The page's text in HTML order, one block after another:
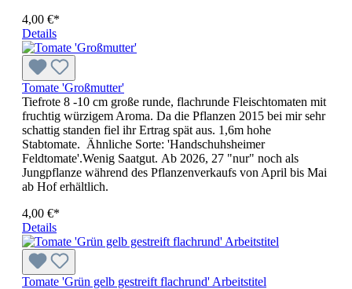
4,00 €*
Details
Tomate 'Großmutter'
Tiefrote 8 -10 cm große runde, flachrunde Fleischtomaten mit
fruchtig würzigem Aroma. Da die Pflanzen 2015 bei mir sehr
schattig standen fiel ihr Ertrag spät aus. 1,6m hohe
Stabtomate. Ähnliche Sorte: 'Handschuhsheimer
Feldtomate'.Wenig Saatgut. Ab 2026, 27 "nur" noch als
Jungpflanze während des Pflanzenverkaufs von April bis Mai
ab Hof erhältlich.
4,00 €*
Details
Tomate 'Grün gelb gestreift flachrund' Arbeitstitel